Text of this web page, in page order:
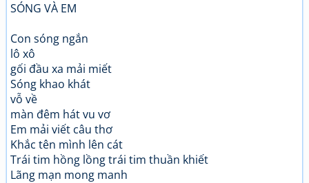
SÓNG VÀ EM
Con sóng ngắn
lô xô
gối đầu xa mải miết
Sóng khao khát
vỗ về
màn đêm hát vu vơ
Em mải viết câu thơ
Khắc tên mình lên cát
Trái tim hồng lồng trái tim thuần khiết
Lãng mạn mong manh